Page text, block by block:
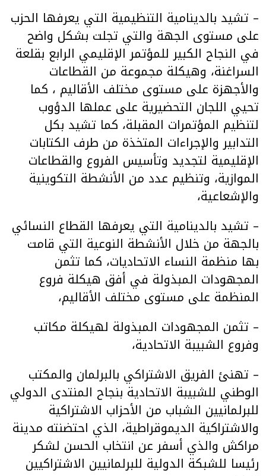
– تشيد بالدينامية التنظيمية التي يعرفها الحزب
على مستوى الجهة والتي تجلت بشكل واضح
في النجاح الكبير للمؤتمر الإقليمي الرابع بقلعة
السراغنة، وهيكلة مجموعة من القطاعات
والأجهزة على مستوى مختلف الأقاليم ، كما
تحيي اللجان التحضيرية على عملها الدؤوب
لتنظيم المؤتمرات المقبلة، كما تشيد بكل
التدابير والإجراءات المتخذة من طرف الكتابات
الإقليمية لتجديد وتأسيس الفروع والقطاعات
الموازية، وتنظيم عدد من الأنشطة التكوينية
والإشعاعية،
– تشيد بالدينامية التي يعرفها القطاع النسائي
بالجهة من خلال الأنشطة النوعية التي قامت
بها منظمة النساء الاتحاديات، كما تثمن
المجهودات المبذولة في أفق هيكلة فروع
المنظمة على مستوى مختلف الأقاليم،
– تثمن المجهودات المبذولة لهيكلة مكاتب
وفروع الشبيبة الاتحادية،
– تهنئ الفريق الاشتراكي بالبرلمان والمكتب
الوطني للشبيبة الاتحادية بنجاح المنتدى الدولي
للبرلمانيين الشباب من الأحزاب الاشتراكية
والاشتراكية الديموقراطية، الذي احتضنته مدينة
مراكش والذي أسفر عن انتخاب الحسن لشكر
رئيسا للشبكة الدولية للبرلمانيين الاشتراكيين